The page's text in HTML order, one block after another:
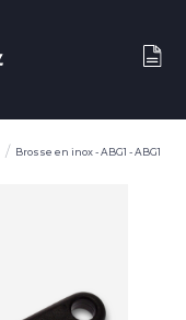
Brosse en inox - ABG1 - ABG1